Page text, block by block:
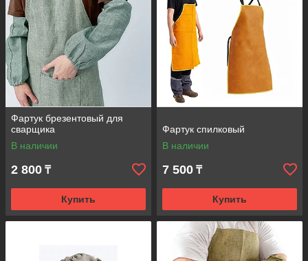
Фартук брезентовый для
сварщика
В наличии
2 800 ₸
Купить
Фартук спилковый
В наличии
7 500 ₸
Купить